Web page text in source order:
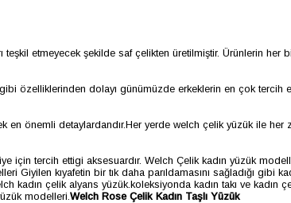
etmeyecek şekilde saf çelikten üretilmiştir. Ürünlerin her
özelliklerinden dolayı günümüzde erkeklerin en çok tercih
en önemli detaylardandır.Her yerde welch çelik yüzük ile
için tercih ettigi aksesuardır. Welch Çelik kadın yüzük
Giyilen kıyafetin bir tık daha parıldamasını sağladığı gibi
kadın çelik alyans yüzük.koleksiyonda kadın takı ve
modelleri. Welch Rose Çelik Kadın Taşlı Yüzük